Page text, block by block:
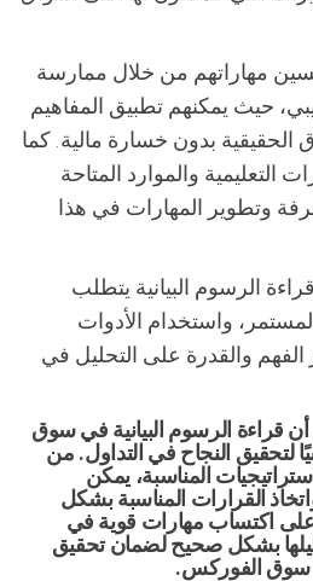
مهاراتهم من خلال ممارسة
حيث يمكنهم تطبيق المفاهيم
الحقيقية بدون خسارة مالية. كما
التعليمية والموارد المتاحة
وتطوير المهارات في هذا
الرسوم البيانية يتطلب
المستمر، واستخدام الأدوات
الفهم والقدرة على التحليل في
أن قراءة الرسوم البيانية في سوق
لتحقيق النجاح في التداول. من
المناسبة، يمكن
القرارات المناسبة بشكل
اكتساب مهارات قوية في
بشكل صحيح لضمان تحقيق
سوق الفوركس.